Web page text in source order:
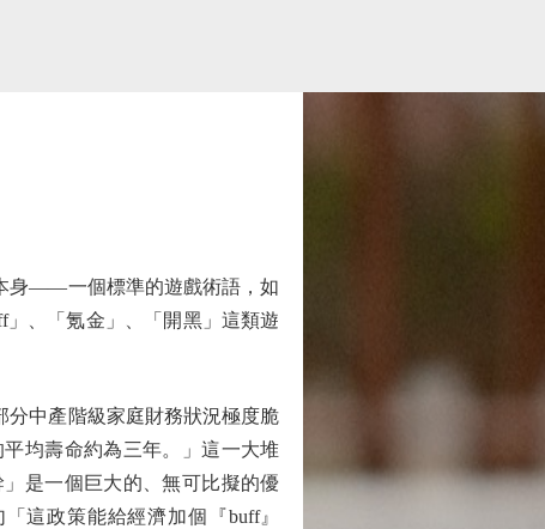
身——一個標準的遊戲術語，如
、「氪金」、「開黑」這類遊
中產階級家庭財務狀況極度脆
均壽命約為三年。」這一大堆
是一個巨大的、無可比擬的優
這政策能給經濟加個『buff』